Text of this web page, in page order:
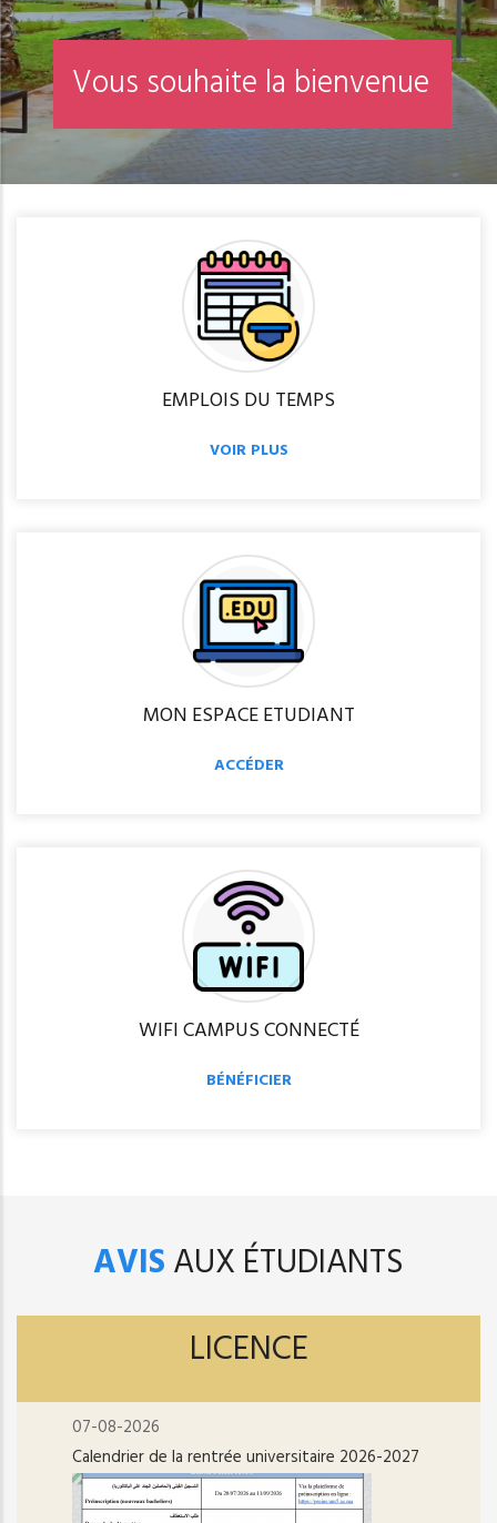
Vous souhaite la bienvenue
EMPLOIS DU TEMPS
VOIR PLUS
MON ESPACE ETUDIANT
ACCÉDER
WIFI CAMPUS CONNECTÉ
BÉNÉFICIER
AVISAUX ÉTUDIANTS
LICENCE
07-08-2026
Calendrier de la rentrée universitaire 2026-2027